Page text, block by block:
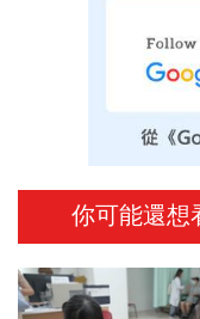
你可能還想